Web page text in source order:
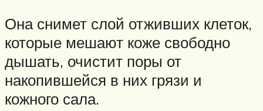
Она снимет слой отживших клеток,
которые мешают коже свободно
дышать, очистит поры от
накопившейся в них грязи и
кожного сала.